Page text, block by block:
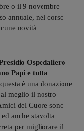
o il 9 novembre
annuale, nel corso
novità
Ospedaliero
Papi e tutta
è una donazione
meglio il nostro
del Cuore sono
anche stavolta
per migliorare il